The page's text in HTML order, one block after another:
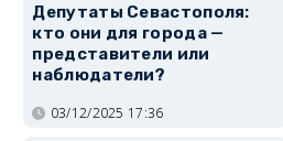
Депутаты Севастополя:
кто они для города —
представители или
наблюдатели?
03/12/2025 17:36